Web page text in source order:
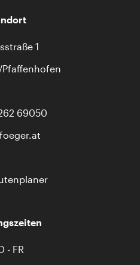
1
69050
foeger.at
- FR